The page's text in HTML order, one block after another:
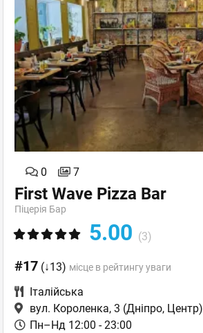
0 7
First Wave Pizza Bar
Піцерія Бар
5.00 (3)
#17 (↓13) місце в рейтингу уваги
Італійська
вул. Короленка, 3 (Дніпро, Центр)
Пн–Нд 12:00 - 23:00